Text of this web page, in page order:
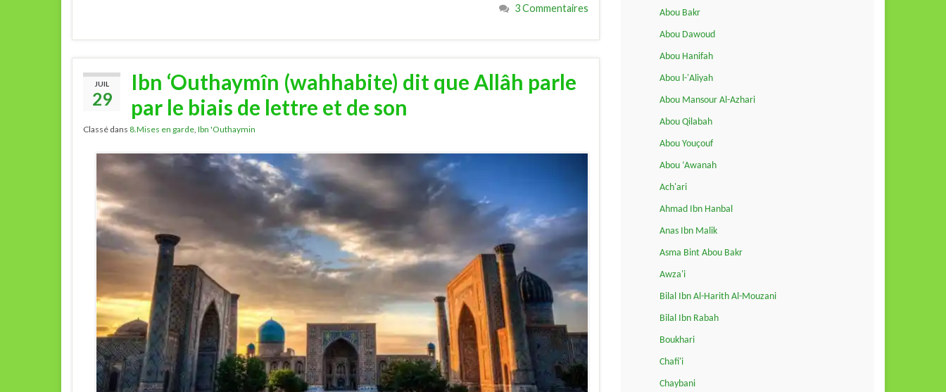
3 Commentaires
JUIL
29
Ibn ‘Outhaymîn (wahhabite) dit que Allâh parle
par le biais de lettre et de son
Classé dans 8.Mises en garde, Ibn 'Outhaymin
Abou Bakr
Abou Dawoud
Abou Hanifah
Abou l-'Aliyah
Abou Mansour Al-Azhari
Abou Qilabah
Abou Youçouf
Abou ‘Awanah
Ach'ari
Ahmad Ibn Hanbal
Anas Ibn Malik
Asma Bint Abou Bakr
Awza'i
Bilal Ibn Al-Harith Al-Mouzani
Bilal Ibn Rabah
Boukhari
Chafi'i
Chaybani